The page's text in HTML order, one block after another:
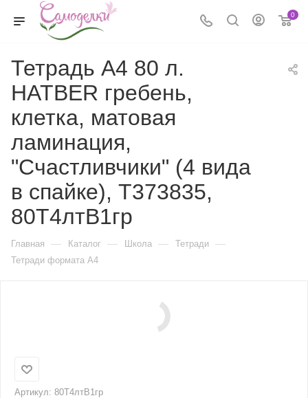
0
Тетрадь А4 80 л.
HATBER гребень,
клетка, матовая
ламинация,
"Счастливчики" (4 вида
в спайке), T373835,
80Т4лтВ1гр
Главная — Каталог — Школа — Тетради —
Тетради формата А4
Артикул: 80Т4лтВ1гр